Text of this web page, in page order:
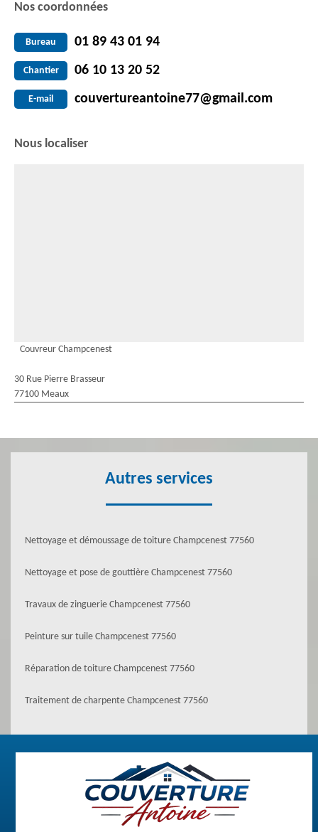
Nos coordonnées
Bureau 01 89 43 01 94
Chantier 06 10 13 20 52
E-mail couvertureantoine77@gmail.com
Nous localiser
Couvreur Champcenest
30 Rue Pierre Brasseur
77100 Meaux
Autres services
Nettoyage et démoussage de toiture Champcenest 77560
Nettoyage et pose de gouttière Champcenest 77560
Travaux de zinguerie Champcenest 77560
Peinture sur tuile Champcenest 77560
Réparation de toiture Champcenest 77560
Traitement de charpente Champcenest 77560